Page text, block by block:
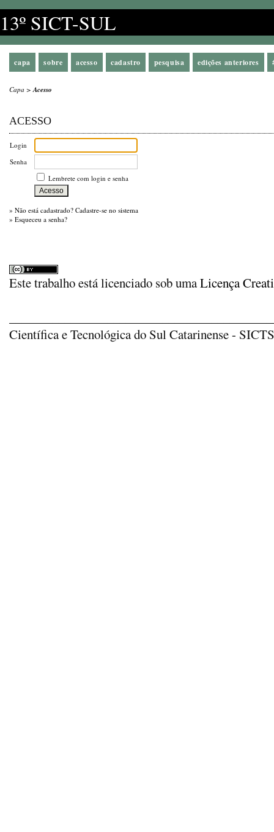
13º SICT-SUL
capa sobre acesso cadastro pesquisa edições anteriores
Capa >Acesso
ACESSO
Login
Senha
Lembrete com login e senha
» Não está cadastrado? Cadastre-se no sistema
» Esqueceu a senha?
Este trabalho está licenciado sob umaLicença
Científica e Tecnológica do Sul Catarinense -